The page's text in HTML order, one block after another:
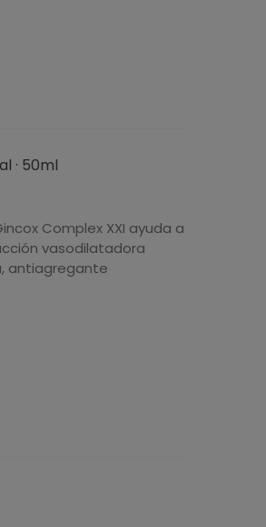
· 50ml
Complex XXI ayuda a
vasodilatadora
antiagregante